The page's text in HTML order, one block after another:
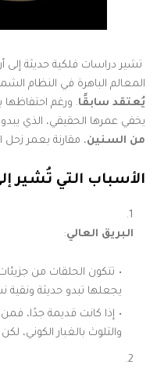
تشير دراسات فلكية حديثة إلى
المعالم الباهرة في النظام
يُعتقد سابقًا. ورغم احتفاظها
يخفي عمرها الحقيقي، الذي يبدو
من السنين، مقارنة بعمر زحل
الأسباب التي تُشير
البريق العالي:
تتكون الحلقات من
يجعلها تبدو حديثة ونقية
إذا كانت قديمة جدًا،
والتلوث بالغبار الكوني،